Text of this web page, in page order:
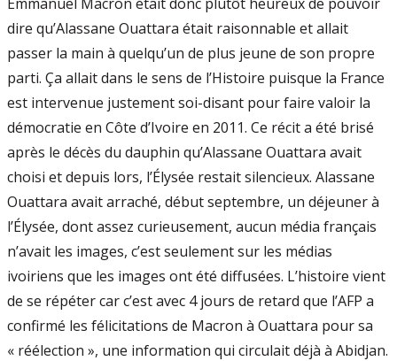
dire qu’Alassane Ouattara était raisonnable et allait
passer la main à quelqu’un de plus jeune de son propre
parti. Ça allait dans le sens de l’Histoire puisque la France
est intervenue justement soi-disant pour faire valoir la
démocratie en Côte d’Ivoire en 2011. Ce récit a été brisé
après le décès du dauphin qu’Alassane Ouattara avait
choisi et depuis lors, l’Élysée restait silencieux. Alassane
Ouattara avait arraché, début septembre, un déjeuner à
l’Élysée, dont assez curieusement, aucun média français
n’avait les images, c’est seulement sur les médias
ivoiriens que les images ont été diffusées. L’histoire vient
de se répéter car c’est avec 4 jours de retard que l’AFP a
confirmé les félicitations de Macron à Ouattara pour sa
« réélection », une information qui circulait déjà à Abidjan.